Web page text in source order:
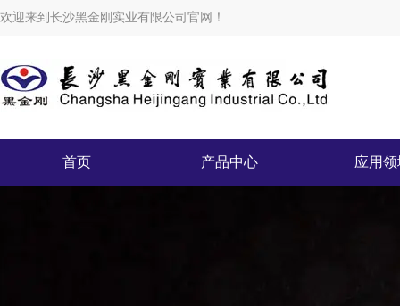
欢迎来到长沙黑金刚实业有限公司官网！
首页 产品中心 应用领